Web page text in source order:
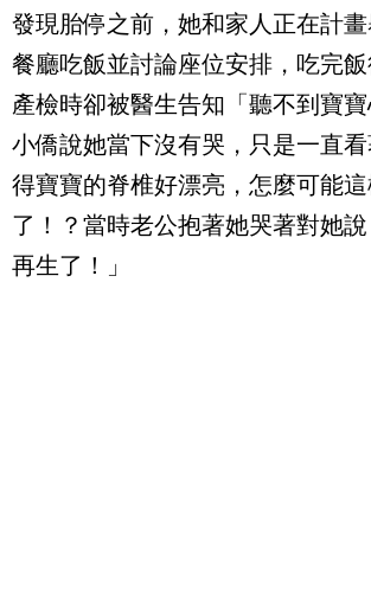
發現胎停之前，她和家人正在計
餐廳吃飯並討論座位安排，吃完
產檢時卻被醫生告知「聽不到寶
小僑說她當下沒有哭，只是一直
得寶寶的脊椎好漂亮，怎麼可能
了！？當時老公抱著她哭著對她
再生了！」